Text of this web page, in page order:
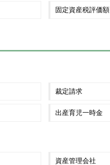
固定資産税評価額
裁定請求
出産育児一時金
資産管理会社